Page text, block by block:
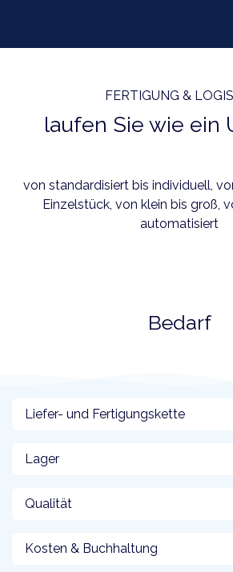
FERTIGUNG &
laufen Sie wie ein
von standardisiert bis individuell,
Einzelstück, von klein bis groß,
automatisiert
Bedarf
Liefer- und Fertigungskette
Lager
Qualität
Kosten & Buchhaltung